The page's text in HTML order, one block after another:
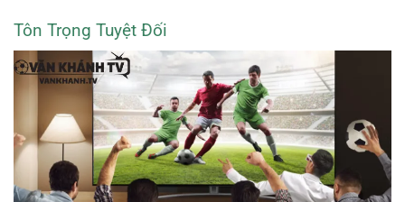
Tôn Trọng Tuyệt Đối